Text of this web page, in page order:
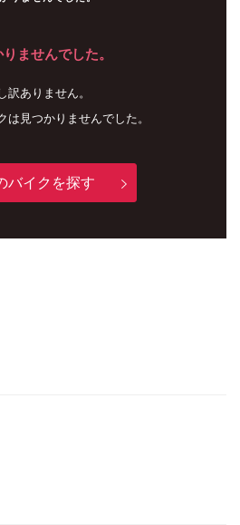
ませんでした。
訳ありません。
は見つかりませんでした。
バイクを探す